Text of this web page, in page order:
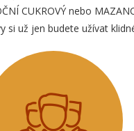
CUKROVÝ nebo
si už jen budete užívat